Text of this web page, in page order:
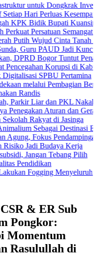
Dongkrak Investasi
Perluas Kesempatan Kerja
Bupati Kuansing
Semangat
Cinta Tanah Air
PAUD Jadi Kunci
Tuntut Penanganan
Korupsi di Kabupaten
SPBU Pertamina
Pembagian Bendera
dan PKL Nakal Wajib
Aturan dan Gerakan
di Jasinga
Destinasi Edukasi
Pendampingan Hukum
Budaya Kerja
Tebang Pilih
Menyeluruh
& ER Sub
Pongkor:
Momentum
Rasulullah di